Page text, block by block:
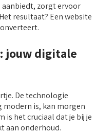
zorgt ervoor
resultaat? Een website
jouw digitale
De technologie
modern is, kan morgen
is het cruciaal dat je bij je
aan onderhoud.